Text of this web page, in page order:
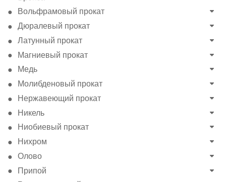
Вольфрамовый прокат
Дюралевый прокат
Латунный прокат
Магниевый прокат
Медь
Молибденовый прокат
Нержавеющий прокат
Никель
Ниобиевый прокат
Нихром
Олово
Припой